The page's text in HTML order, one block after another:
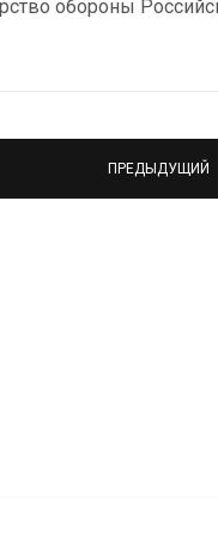
обороны
ПРЕДЫДУЩИЙ